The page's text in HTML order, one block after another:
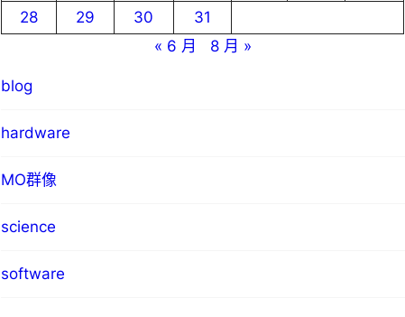
28
29 30
31
« 6 月
8 月 »
blog
hardware
MO群像
science
software